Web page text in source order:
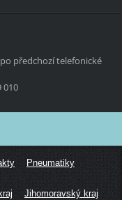
předchozí telefonické
010
Pneumatiky
Jihomoravský kraj